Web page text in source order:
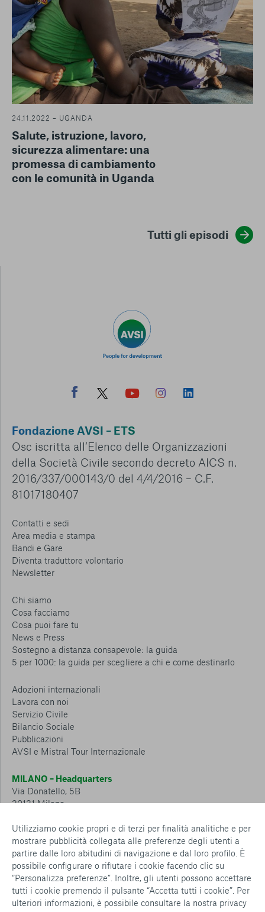
Utilizziamo cookie propri e di terzi per finalità analitiche e per
mostrare pubblicità collegata alle preferenze degli utenti a
partire dalle loro abitudini di navigazione e dal loro profilo. È
possibile configurare o rifiutare i cookie facendo clic su
“Personalizza preferenze”. Inoltre, gli utenti possono accettare
tutti i cookie premendo il pulsante “Accetta tutti i cookie”. Per
ulteriori informazioni, è possibile consultare la nostra privacy
24.11.2022 – UGANDA
Salute, istruzione, lavoro,
sicurezza alimentare: una
promessa di cambiamento
con le comunità in Uganda
Tutti gli episodi
Fondazione AVSI – ETS
Osc iscritta all’Elenco delle Organizzazioni
della Società Civile secondo decreto AICS n.
2016/337/000143/0 del 4/4/2016 – C.F.
81017180407
Contatti e sedi
Area media e stampa
Bandi e Gare
Diventa traduttore volontario
Newsletter
Chi siamo
Cosa facciamo
Cosa puoi fare tu
News e Press
Sostegno a distanza consapevole: la guida
5 per 1000: la guida per scegliere a chi e come destinarlo
Adozioni internazionali
Lavora con noi
Servizio Civile
Bilancio Sociale
Pubblicazioni
AVSI e Mistral Tour Internazionale
MILANO – Headquarters
Via Donatello, 5B
20131 Milano
CESENA – Sostegno a distanza
Via Padre Vicinio da Sarsina, 216
47521 Cesena
Tel.: 0547 360 811
Detrazioni e deduzioni fiscali sulle donazioni: cosa sapere e